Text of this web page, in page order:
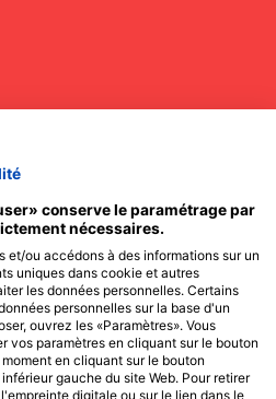
Frangines
conserve le paramétrage par
nécessaires.
et/ou accédons à des informations sur un
uniques dans cookie et autres
les données personnelles. Certains
personnelles sur la base d'un
ouvrez les «Paramètres». Vous
vos paramètres en cliquant sur le bouton
en cliquant sur le bouton
gauche du site Web. Pour retirer
digitale ou sur le lien dans le